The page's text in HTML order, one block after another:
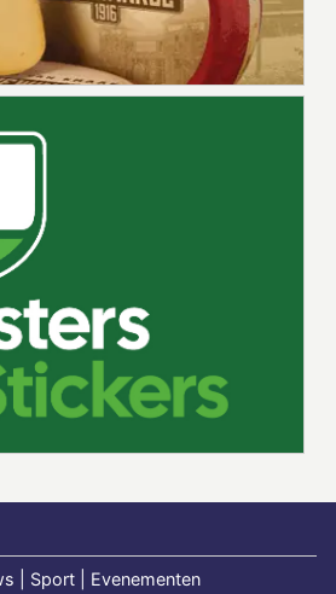
| Sport | Evenementen